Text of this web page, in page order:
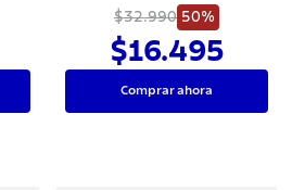
$32.990 50%
$16.495
Comprar ahora